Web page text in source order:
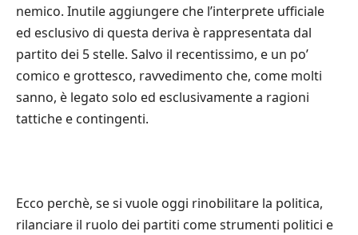
nemico. Inutile aggiungere che l’interprete ufficiale
ed esclusivo di questa deriva è rappresentata dal
partito dei 5 stelle. Salvo il recentissimo, e un po’
comico e grottesco, ravvedimento che, come molti
sanno, è legato solo ed esclusivamente a ragioni
tattiche e contingenti.
Ecco perchè, se si vuole oggi rinobilitare la politica,
rilanciare il ruolo dei partiti come strumenti politici e